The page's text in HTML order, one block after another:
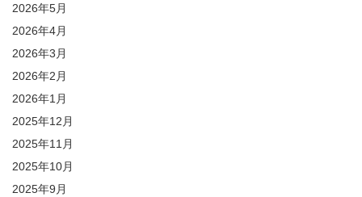
2026年5月
2026年4月
2026年3月
2026年2月
2026年1月
2025年12月
2025年11月
2025年10月
2025年9月